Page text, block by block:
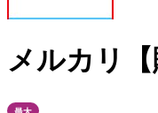
メルカリ